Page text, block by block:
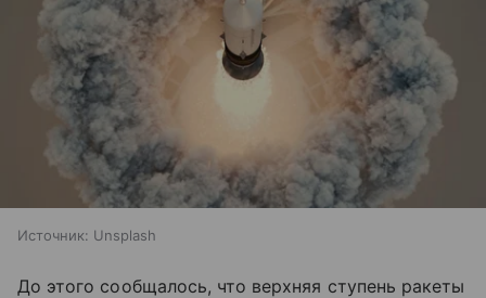
Источник: Unsplash
До этого сообщалось, что верхняя ступень ракеты